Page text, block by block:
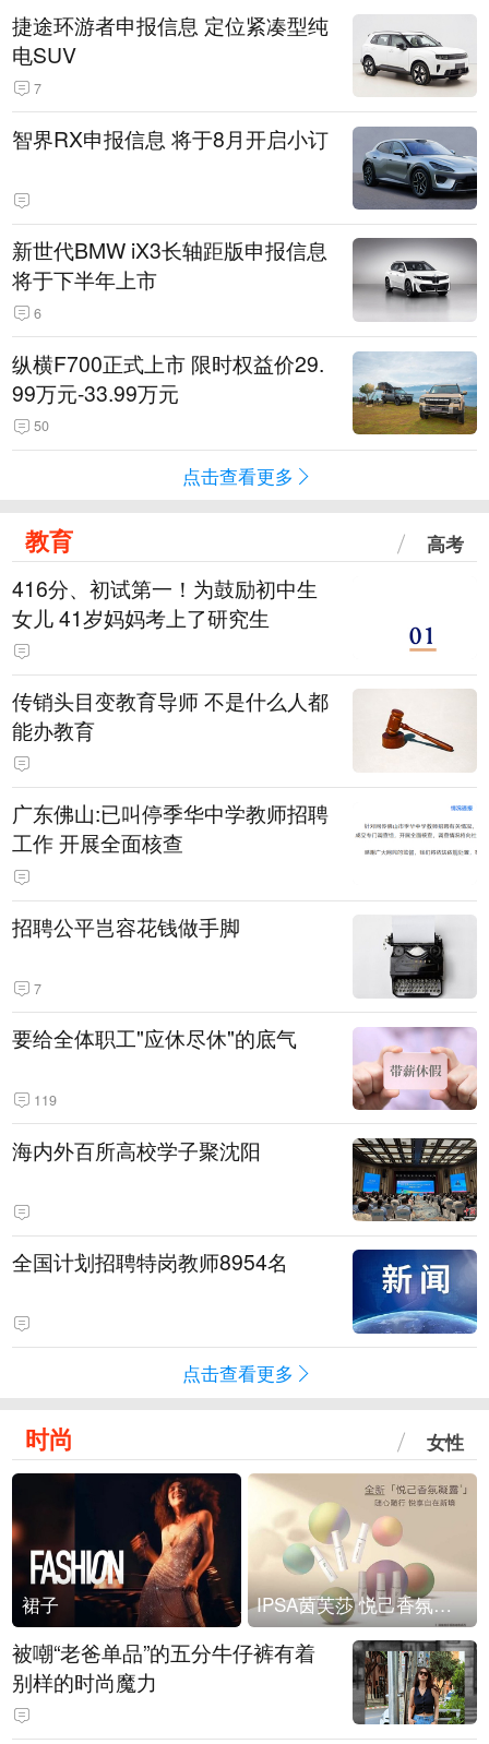
捷途环游者申报信息 定位紧凑型纯
电SUV
7
智界RX申报信息 将于8月开启小订
新世代BMW iX3长轴距版申报信息
将于下半年上市
6
纵横F700正式上市 限时权益价29.
99万元-33.99万元
50
点击查看更多
教育 高考
416分、初试第一！为鼓励初中生
女儿 41岁妈妈考上了研究生
传销头目变教育导师 不是什么人都
能办教育
广东佛山:已叫停季华中学教师招聘
工作 开展全面核查
招聘公平岂容花钱做手脚
7
要给全体职工"应休尽休"的底气
119
海内外百所高校学子聚沈阳
全国计划招聘特岗教师8954名
点击查看更多
时尚 女性
裙子 IPSA茵芙莎 悦己香氛凝露上市
被嘲“老爸单品”的五分牛仔裤有着
别样的时尚魔力